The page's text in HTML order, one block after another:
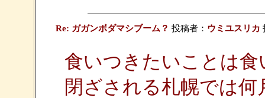
Re: ガガンボダマシブーム？ 投稿者： ウミユスリカ
食いつきたいことは
閉ざされる札幌では